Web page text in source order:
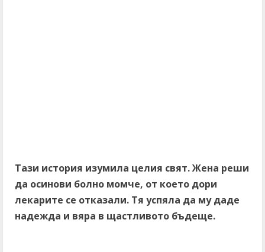
Тази история изумила целия свят. Жена реши
да осинови болно момче, от което дори
лекарите се отказали. Тя успяла да му даде
надежда и вяра в щастливото бъдеще.